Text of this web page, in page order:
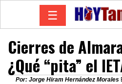
☰
Cierres de
¿Qué “pita” el
Por: Jorge Hiram Hernández Morales